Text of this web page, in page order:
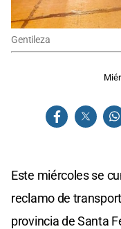
Gentileza
Este miércoles se
reclamo de
provincia de Santa